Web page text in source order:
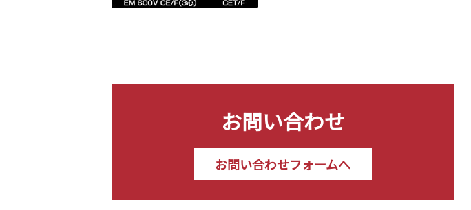
お問い合わせ
お問い合わせフォームへ